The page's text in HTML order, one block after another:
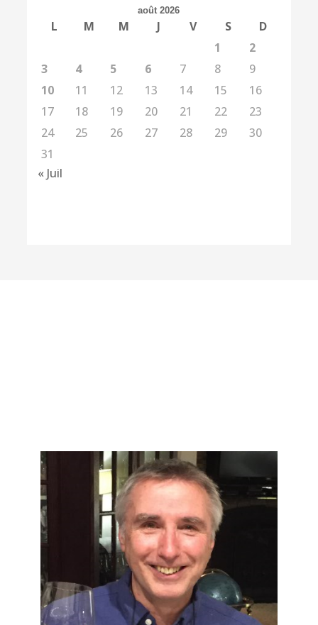
août 2026
L M M J V S
D
1
2
3
4 5 6 7 8
9
10
11 12 13 14 15
16
17
18 19 20 21 22
23
24
25 26 27 28 29
30
31
« Juil